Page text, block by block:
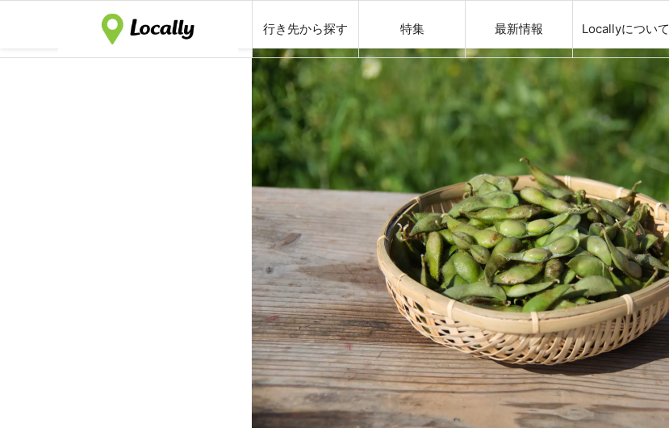
行き先から探す 特集 最新情報 Locallyについて